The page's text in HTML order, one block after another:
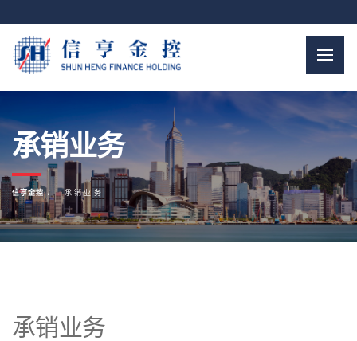
承销业务
信亨金控 承销业务
承销业务